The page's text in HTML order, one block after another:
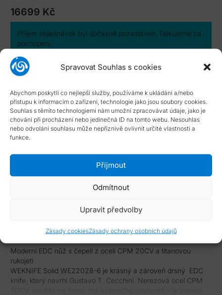
Spravovat Souhlas s cookies
Abychom poskytli co nejlepší služby, používáme k ukládání a/nebo
přístupu k informacím o zařízení, technologie jako jsou soubory cookies.
Souhlas s těmito technologiemi nám umožní zpracovávat údaje, jako je
chování při procházení nebo jedinečná ID na tomto webu. Nesouhlas
nebo odvolání souhlasu může nepříznivě ovlivnit určité vlastnosti a
funkce.
Přijmout
Odmítnout
Upravit předvolby
Zásady cookiesZásady ochrany osobních údajů
16699 Kč
Příjem objednávek byl dočasně pozastaven. Děkujeme za
pochopení.
Katalogové číslo: WE-WE22028-6
Typ smlouvy:
NÁPOVĚDA
Typ smlouvy
Moderní EDC nůž s čepelí z oceli CPM 20CV a titanovou
rukojetí
WEKNIFE Solid WE22028-6 je krásný a zároveň drsný EDC
knife, který navrhl Gustavo T. Cecchini. Nerezová ocel CPM